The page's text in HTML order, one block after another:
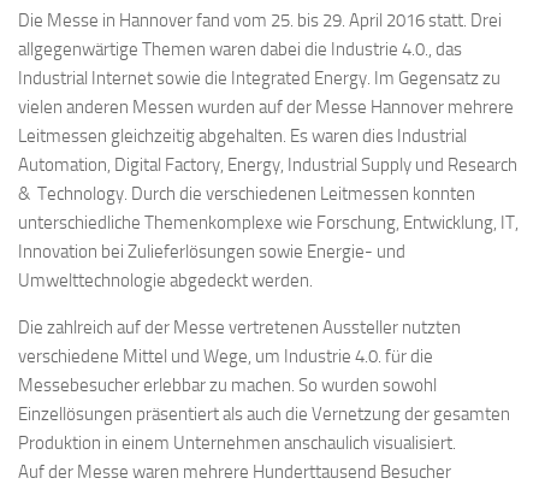
Die Messe in Hannover fand vom 25. bis 29. April 2016 statt. Drei
allgegenwärtige Themen waren dabei die Industrie 4.0., das
Industrial Internet sowie die Integrated Energy. Im Gegensatz zu
vielen anderen Messen wurden auf der Messe Hannover mehrere
Leitmessen gleichzeitig abgehalten. Es waren dies Industrial
Automation, Digital Factory, Energy, Industrial Supply und Research
& Technology. Durch die verschiedenen Leitmessen konnten
unterschiedliche Themenkomplexe wie Forschung, Entwicklung, IT,
Innovation bei Zulieferlösungen sowie Energie- und
Umwelttechnologie abgedeckt werden.
Die zahlreich auf der Messe vertretenen Aussteller nutzten
verschiedene Mittel und Wege, um Industrie 4.0. für die
Messebesucher erlebbar zu machen. So wurden sowohl
Einzellösungen präsentiert als auch die Vernetzung der gesamten
Produktion in einem Unternehmen anschaulich visualisiert.
Auf der Messe waren mehrere Hunderttausend Besucher